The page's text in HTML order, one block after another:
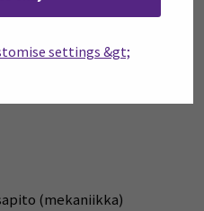
settings &gt;
(mekaniikka)